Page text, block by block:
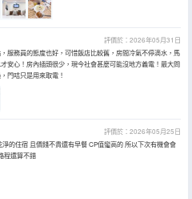
評價於：2026年05月31日
服務員的態度也好，可惜飯店比較舊，房間冷氣不停滴水，馬
安心！房內插頭很少，現今社會甚麼可能沒地方義電！最大問
門咭只是用來取電！
評價於：2026年05月25日
的住宿 且價錢不貴還有早餐 CP值蠻高的 所以下次有機會會
程還算不錯